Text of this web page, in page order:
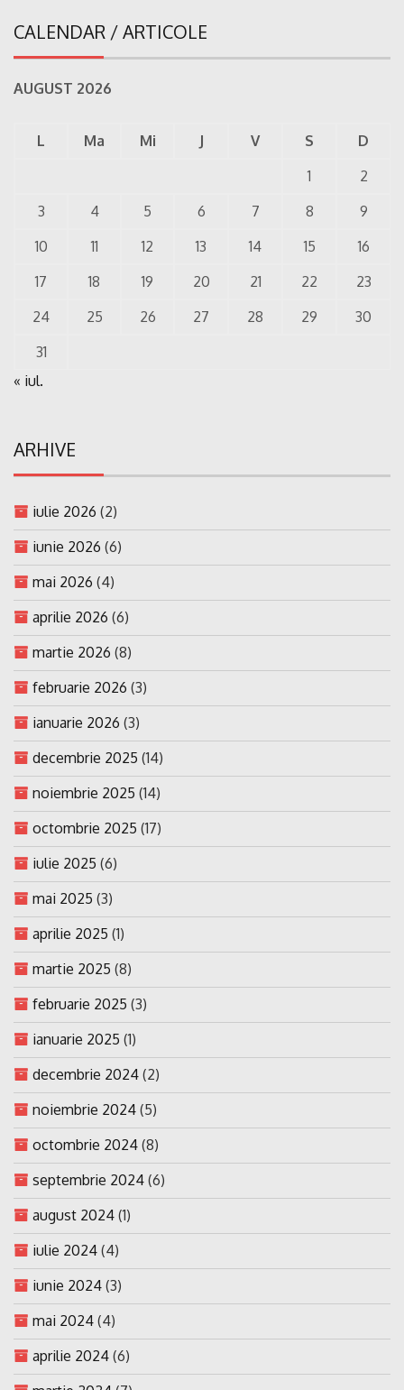
CALENDAR / ARTICOLE
AUGUST 2026
L Ma Mi J V S
D
1
2
3
4 5 6 7 8
9
10
11 12 13 14 15
16
17
18 19 20 21 22
23
24
25 26 27 28 29
30
31
« iul.
ARHIVE
iulie 2026 (2)
iunie 2026 (6)
mai 2026 (4)
aprilie 2026 (6)
martie 2026 (8)
februarie 2026 (3)
ianuarie 2026 (3)
decembrie 2025 (14)
noiembrie 2025 (14)
octombrie 2025 (17)
iulie 2025 (6)
mai 2025 (3)
aprilie 2025 (1)
martie 2025 (8)
februarie 2025 (3)
ianuarie 2025 (1)
decembrie 2024 (2)
noiembrie 2024 (5)
octombrie 2024 (8)
septembrie 2024 (6)
august 2024 (1)
iulie 2024 (4)
iunie 2024 (3)
mai 2024 (4)
aprilie 2024 (6)